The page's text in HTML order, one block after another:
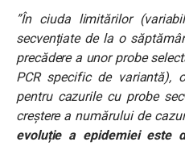
”În ciuda limitărilor
secvențiate de la o
precădere a unor probe
PCR specific de variantă),
pentru cazurile cu probe
creștere a numărului de
evoluție a epidemiei este